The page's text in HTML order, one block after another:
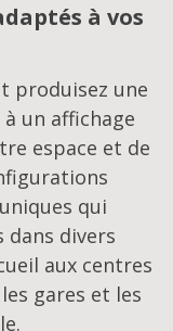
à vos
produisez une
un affichage
espace et de
qui
divers
aux centres
gares et les